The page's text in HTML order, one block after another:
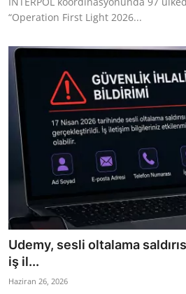
“Operation First Light 2026...
Udemy, sesli oltalama
iş il...
Haziran 26, 2026